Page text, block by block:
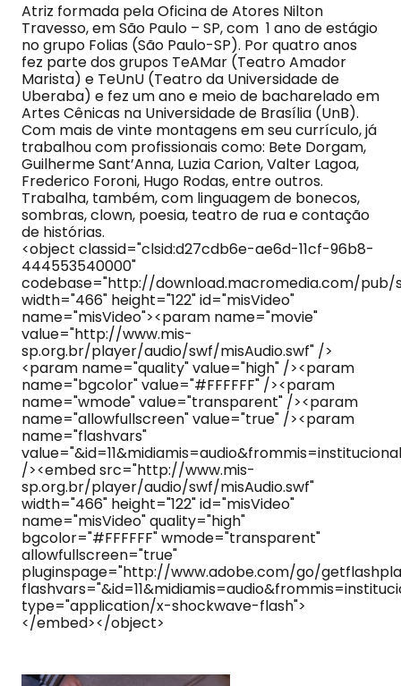
Atriz formada pela Oficina de Atores Nilton
Travesso, em São Paulo – SP, com 1 ano de estágio
no grupo Folias (São Paulo-SP). Por quatro anos
fez parte dos grupos TeAMar (Teatro Amador
Marista) e TeUnU (Teatro da Universidade de
Uberaba) e fez um ano e meio de bacharelado em
Artes Cênicas na Universidade de Brasília (UnB).
Com mais de vinte montagens em seu currículo, já
trabalhou com profissionais como: Bete Dorgam,
Guilherme Sant’Anna, Luzia Carion, Valter Lagoa,
Frederico Foroni, Hugo Rodas, entre outros.
Trabalha, também, com linguagem de bonecos,
sombras, clown, poesia, teatro de rua e contação
de histórias.
<object classid="clsid:d27cdb6e-ae6d-11cf-96b8-
444553540000"
codebase="http://download.macromedia.com/
width="466" height="122" id="misVideo"
name="misVideo"><param name="movie"
value="http://www.mis-
sp.org.br/player/audio/swf/misAudio.swf" />
<param name="quality" value="high" /><param
name="bgcolor" value="#FFFFFF" /><param
name="wmode" value="transparent" /><param
name="allowfullscreen" value="true" /><param
name="flashvars"
/><embed src="http://www.mis-
sp.org.br/player/audio/swf/misAudio.swf"
width="466" height="122" id="misVideo"
name="misVideo" quality="high"
bgcolor="#FFFFFF" wmode="transparent"
allowfullscreen="true"
pluginspage="http://www.adobe.com/go/
type="application/x-shockwave-flash">
</embed></object>